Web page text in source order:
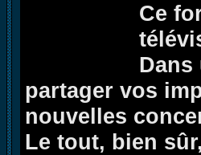
Ce
Dans
partager vos
nouvelles
Le tout, bien